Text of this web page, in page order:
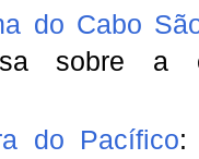
do Cabo
sobre a
do Pacífico